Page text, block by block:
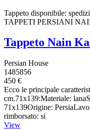
Tappeto disponibile:
TAPPETI PERSIANI
Tappeto Nain
Persian House
1485856
450 €
Ecco le principale
cm.71x139:Materiale:
71x139Origine:
rimborsato: si
View